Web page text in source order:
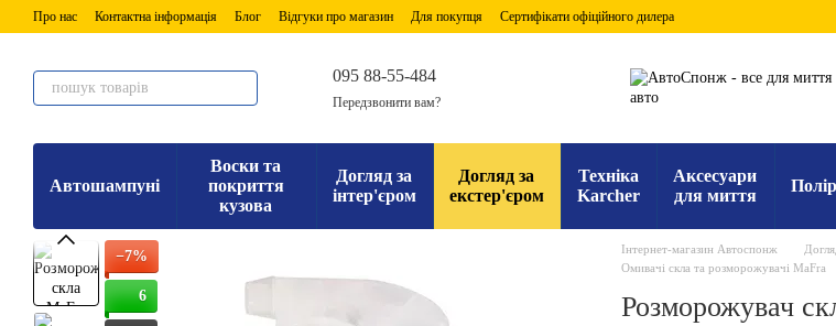
Перейти до основного контенту
Про нас Контактна інформація Блог Відгуки про магазин Для покупця Сертифікати офіційного дилера
095 88-55-484
Передзвонити вам?
Автошампуні
Воски та
покриття
кузова
Догляд за
інтер'єром
Догляд за
екстер'єром
Техніка
Karcher
Аксесуари
для миття
−7%
6
Інтернет-магазин Автоспонж
Омивачі скла та розморожувачі MaFra
Розморожувач